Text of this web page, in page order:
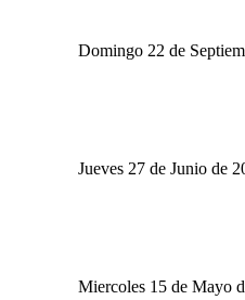
Domingo 22 de
Jueves 27 de Junio de
Miercoles 15 de Mayo